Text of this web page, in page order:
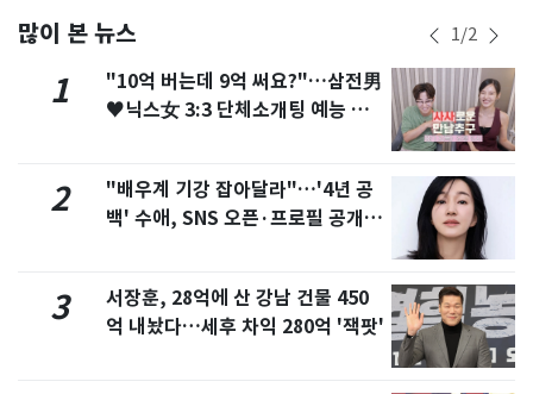
많이 본 뉴스 1/2
1
"10억 버는데 9억 써요?"…삼전男
♥닉스女 3:3 단체소개팅 예능 화
2
"배우계 기강 잡아달라"…'4년 공
백' 수애, SNS 오픈·프로필 공개
3
서장훈, 28억에 산 강남 건물 450
억 내놨다…세후 차익 280억 '잭팟'